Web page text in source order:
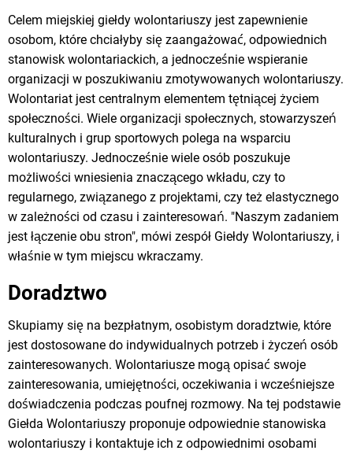
Celem miejskiej giełdy wolontariuszy jest zapewnienie
osobom, które chciałyby się zaangażować, odpowiednich
stanowisk wolontariackich, a jednocześnie wspieranie
organizacji w poszukiwaniu zmotywowanych wolontariuszy.
Wolontariat jest centralnym elementem tętniącej życiem
społeczności. Wiele organizacji społecznych, stowarzyszeń
kulturalnych i grup sportowych polega na wsparciu
wolontariuszy. Jednocześnie wiele osób poszukuje
możliwości wniesienia znaczącego wkładu, czy to
regularnego, związanego z projektami, czy też elastycznego
w zależności od czasu i zainteresowań. "Naszym zadaniem
jest łączenie obu stron", mówi zespół Giełdy Wolontariuszy, i
właśnie w tym miejscu wkraczamy.
Doradztwo
Skupiamy się na bezpłatnym, osobistym doradztwie, które
jest dostosowane do indywidualnych potrzeb i życzeń osób
zainteresowanych. Wolontariusze mogą opisać swoje
zainteresowania, umiejętności, oczekiwania i wcześniejsze
doświadczenia podczas poufnej rozmowy. Na tej podstawie
Giełda Wolontariuszy proponuje odpowiednie stanowiska
wolontariuszy i kontaktuje ich z odpowiednimi osobami